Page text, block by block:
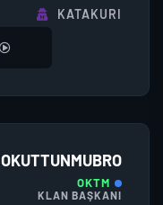
KATAKURI
OKUTTUNMUBRO
OKTM
KLAN BAŞKANI